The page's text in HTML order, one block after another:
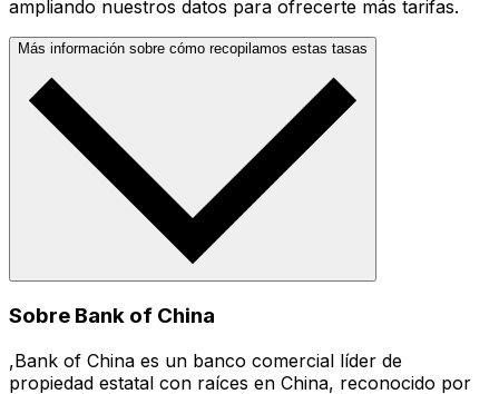
ampliando nuestros datos para ofrecerte más tarifas.
Más información sobre cómo recopilamos estas tasas
Sobre Bank of China
,Bank of China es un banco comercial líder de
propiedad estatal con raíces en China, reconocido por